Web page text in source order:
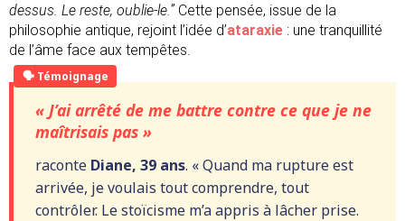
dessus. Le reste, oublie-le.”Cette pensée, issue de la
philosophie antique, rejoint l’idée d’ataraxie : une tranquillité
de l’âme face aux tempêtes.
« J’ai arrêté de me battre contre ce que je ne
maîtrisais pas »
raconte Diane, 39 ans. « Quand ma rupture est
arrivée, je voulais tout comprendre, tout
contrôler. Le stoïcisme m’a appris à lâcher prise.